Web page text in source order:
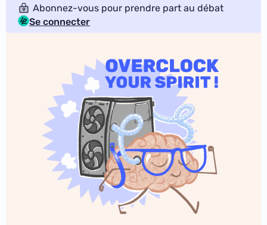
Abonnez-vous pour prendre part au débat
Se connecter